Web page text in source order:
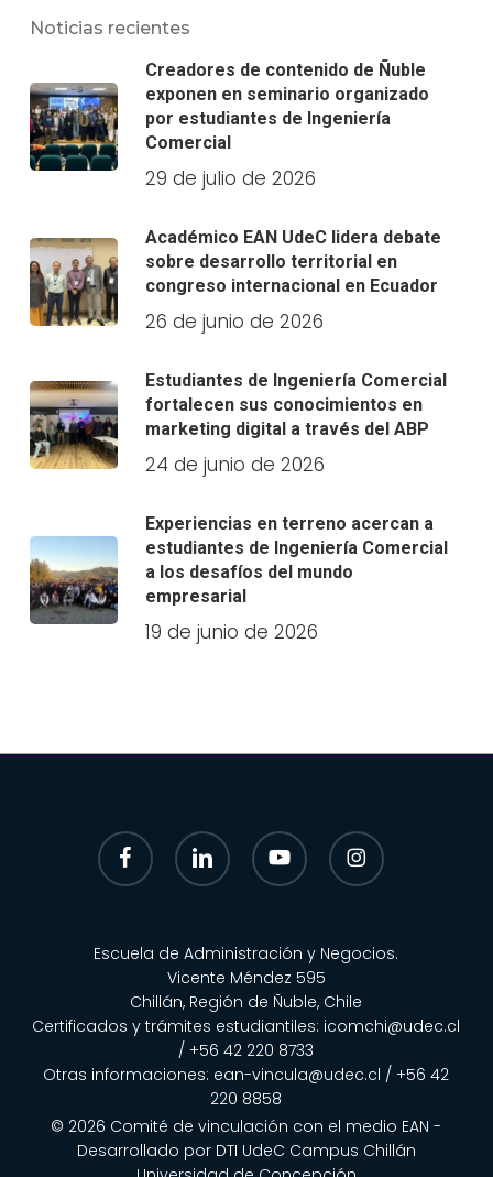
Noticias recientes
Creadores de contenido de Ñuble
exponen en seminario organizado
por estudiantes de Ingeniería
Comercial
29 de julio de 2026
Académico EAN UdeC lidera debate
sobre desarrollo territorial en
congreso internacional en Ecuador
26 de junio de 2026
Estudiantes de Ingeniería Comercial
fortalecen sus conocimientos en
marketing digital a través del ABP
24 de junio de 2026
Experiencias en terreno acercan a
estudiantes de Ingeniería Comercial
a los desafíos del mundo
empresarial
19 de junio de 2026
facebook linkedin youtube instagram
Escuela de Administración y Negocios.
Vicente Méndez 595
Chillán, Región de Ñuble, Chile
Certificados y trámites estudiantiles: icomchi@udec.cl
/ +56 42 220 8733
Otras informaciones: ean-vincula@udec.cl / +56 42
220 8858
© 2026 Comité de vinculación con el medio EAN -
Desarrollado por DTI UdeC Campus Chillán